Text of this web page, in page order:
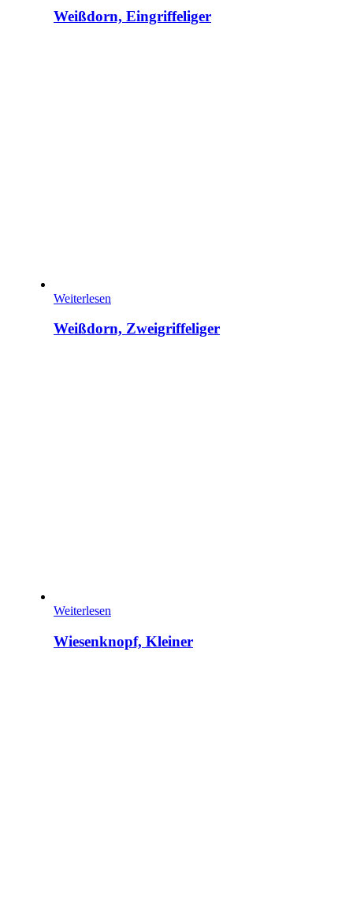
Weißdorn, Eingriffeliger
Weiterlesen
Weißdorn, Zweigriffeliger
Weiterlesen
Wiesenknopf, Kleiner